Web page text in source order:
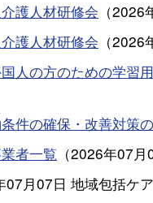
護人材研修会 （2026
護人材研修会 （2026
人の方のための学習
件の確保・改善対策
者一覧 （2026年07月
07月07日 地域包括ケ